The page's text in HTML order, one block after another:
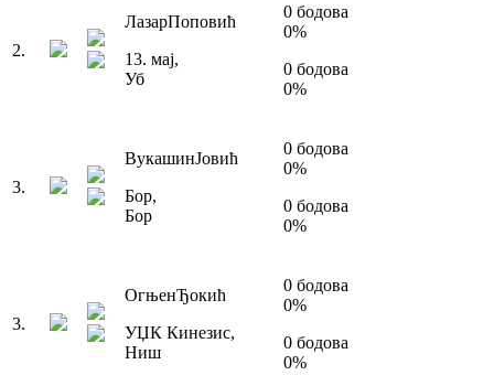
2.
ЛазарПоповић
13. мај,
Уб
0 бодова
0%
0 бодова
0%
3.
ВукашинЈовић
Бор,
Бор
0 бодова
0%
0 бодова
0%
3.
ОгњенЂокић
УЏК Кинезис,
Ниш
0 бодова
0%
0 бодова
0%